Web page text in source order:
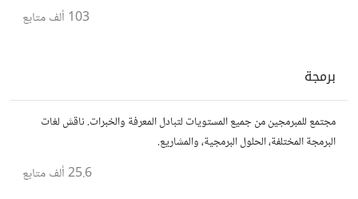
103 ألف متابع
برمجة
مجتمع للمبرمجين من جميع المستويات لتبادل المعرفة والخبرات. ناقش لغات
البرمجة المختلفة، الحلول البرمجية، والمشاريع.
25.6 ألف متابع